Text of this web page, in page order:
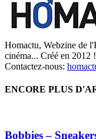
Homactu, Webzine de
cinéma... Créé en 2012 !
Contactez-nous:
ENCORE PLUS
Bobbies –